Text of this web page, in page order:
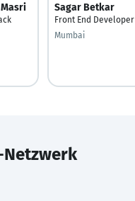
Sagar Betkar
Front End Developer
Mumbai
Netzwerk